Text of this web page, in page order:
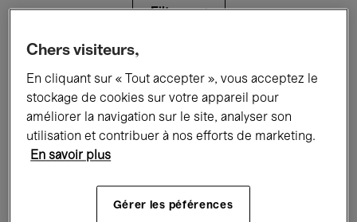
Filtres
Expositions Films Performances
Rencontres & Débats Jazz
Musique électronique
Chers visiteurs,
En cliquant sur « Tout accepter », vous acceptez le
stockage de cookies sur votre appareil pour
améliorer la navigation sur le site, analyser son
utilisation et contribuer à nos efforts de marketing.
En savoir plus
Gérer les péférences